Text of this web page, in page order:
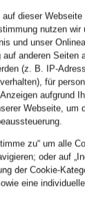
dieser
nutzen
und unser
anderen Seiten
(z. B. IP-
für
aufgrund
Webseite, um
zu“ um alle
oder auf
der Cookie-
eine